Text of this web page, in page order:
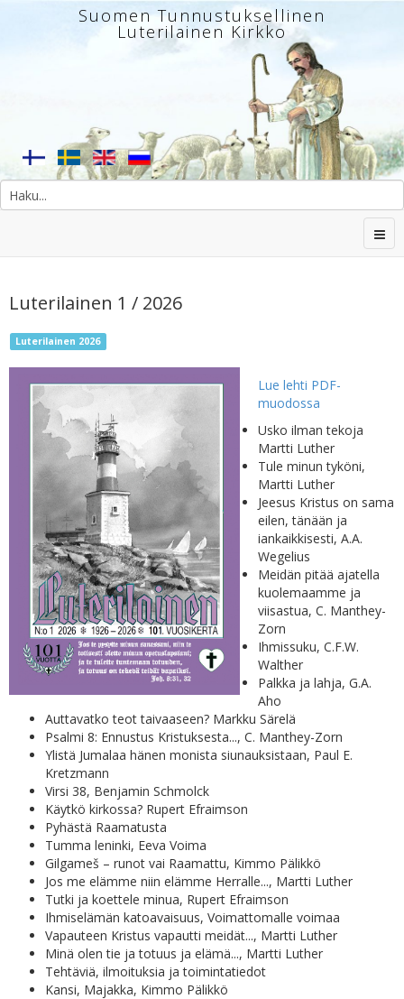
Suomen Tunnustuksellinen
Luterilainen Kirkko
Luterilainen 1 / 2026
Luterilainen 2026
Lue lehti PDF-
muodossa
Usko ilman tekoja
Martti Luther
Tule minun tyköni,
Martti Luther
Jeesus Kristus on sama
eilen, tänään ja
iankaikkisesti, A.A.
Wegelius
Meidän pitää ajatella
kuolemaamme ja
viisastua, C. Manthey-
Zorn
Ihmissuku, C.F.W.
Walther
Palkka ja lahja, G.A.
Aho
Auttavatko teot taivaaseen? Markku Särelä
Psalmi 8: Ennustus Kristuksesta..., C. Manthey-Zorn
Ylistä Jumalaa hänen monista siunauksistaan, Paul E.
Kretzmann
Virsi 38, Benjamin Schmolck
Käytkö kirkossa? Rupert Efraimson
Pyhästä Raamatusta
Tumma leninki, Eeva Voima
Gilgameš – runot vai Raamattu, Kimmo Pälikkö
Jos me elämme niin elämme Herralle..., Martti Luther
Tutki ja koettele minua, Rupert Efraimson
Ihmiselämän katoavaisuus, Voimattomalle voimaa
Vapauteen Kristus vapautti meidät..., Martti Luther
Minä olen tie ja totuus ja elämä..., Martti Luther
Tehtäviä, ilmoituksia ja toimintatiedot
Kansi, Majakka, Kimmo Pälikkö